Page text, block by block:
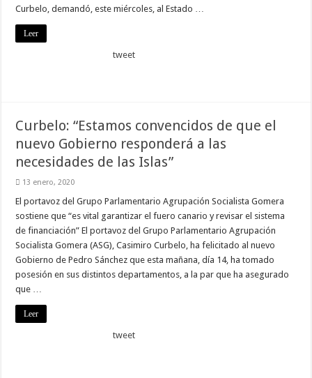
Curbelo, demandó, este miércoles, al Estado …
Leer
tweet
Curbelo: “Estamos convencidos de que el
nuevo Gobierno responderá a las
necesidades de las Islas”
13 enero, 2020
El portavoz del Grupo Parlamentario Agrupación Socialista Gomera
sostiene que “es vital garantizar el fuero canario y revisar el sistema
de financiación” El portavoz del Grupo Parlamentario Agrupación
Socialista Gomera (ASG), Casimiro Curbelo, ha felicitado al nuevo
Gobierno de Pedro Sánchez que esta mañana, día 14, ha tomado
posesión en sus distintos departamentos, a la par que ha asegurado
que …
Leer
tweet
opcionales.
necesarias
para que
funcione la
web.
Estadísticas
Para que
podamos
mejorar la
funcionalidad
y estructura
de la web, en
se usa la
web.